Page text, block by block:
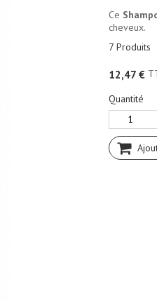
Ce
cheveux.
7 Produits
12,47 €
Quantité